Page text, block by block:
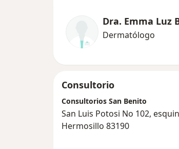
Dra. Emma Luz
Dermatólogo
Consultorio
Consultorios San Benito
San Luis Potosi No 102,
Hermosillo 83190